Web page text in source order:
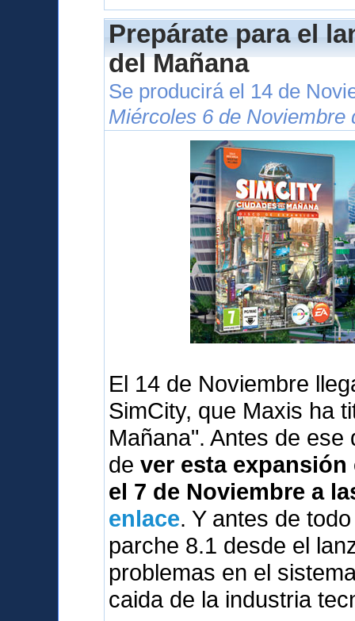
Prepárate para el
del Mañana
Se producirá el 14 de
Miércoles 6 de Noviembre
El 14 de Noviembre
SimCity, que Maxis ha
Mañana". Antes de
dever esta
el 7 de Noviembre a
enlace. Y antes de
parche 8.1 desde el
problemas en el
caida de la industria